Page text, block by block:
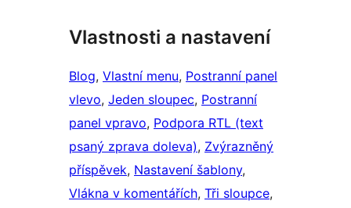
Vlastnosti a nastavení
Blog, Vlastní menu, Postranní panel
vlevo, Jeden sloupec, Postranní
panel vpravo, Podpora RTL (text
psaný zprava doleva), Zvýrazněný
příspěvek, Nastavení šablony
Vlákna v komentářích, Tři sloupce